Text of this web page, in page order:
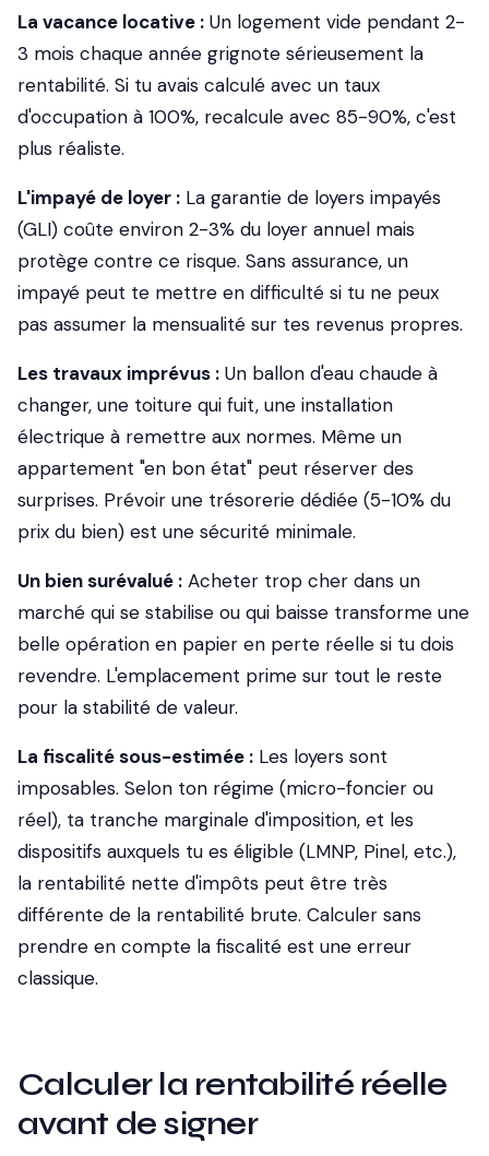
La vacance locative : Un logement vide pendant 2-
3 mois chaque année grignote sérieusement la
rentabilité. Si tu avais calculé avec un taux
d'occupation à 100%, recalcule avec 85-90%, c'est
plus réaliste.
L'impayé de loyer : La garantie de loyers impayés
(GLI) coûte environ 2-3% du loyer annuel mais
protège contre ce risque. Sans assurance, un
impayé peut te mettre en difficulté si tu ne peux
pas assumer la mensualité sur tes revenus propres.
Les travaux imprévus : Un ballon d'eau chaude à
changer, une toiture qui fuit, une installation
électrique à remettre aux normes. Même un
appartement "en bon état" peut réserver des
surprises. Prévoir une trésorerie dédiée (5-10% du
prix du bien) est une sécurité minimale.
Un bien surévalué : Acheter trop cher dans un
marché qui se stabilise ou qui baisse transforme une
belle opération en papier en perte réelle si tu dois
revendre. L'emplacement prime sur tout le reste
pour la stabilité de valeur.
La fiscalité sous-estimée : Les loyers sont
imposables. Selon ton régime (micro-foncier ou
réel), ta tranche marginale d'imposition, et les
dispositifs auxquels tu es éligible (LMNP, Pinel, etc.),
la rentabilité nette d'impôts peut être très
différente de la rentabilité brute. Calculer sans
prendre en compte la fiscalité est une erreur
classique.
Calculer la rentabilité réelle
avant de signer